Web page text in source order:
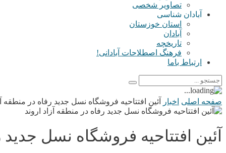
تصاویر شخصی
آبادان شناسی
استان خوزستان
آبادان
تاریخچه
فرهنگ اصطلاحات آبادانی!
ارتباط باما
صفحه اصلی اخبار آئین افتتاحیه فروشگاه نسل جدید رفاه در منطقه
آئین افتتاحیه فروشگاه نسل جدید